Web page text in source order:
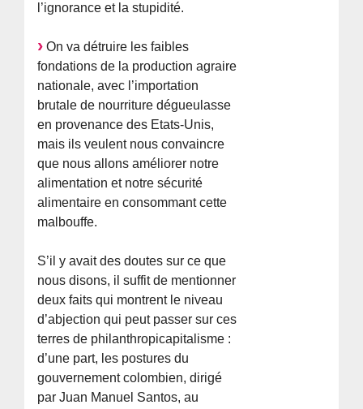
l’ignorance et la stupidité.
On va détruire les faibles
fondations de la production agraire
nationale, avec l’importation
brutale de nourriture dégueulasse
en provenance des Etats-Unis,
mais ils veulent nous convaincre
que nous allons améliorer notre
alimentation et notre sécurité
alimentaire en consommant cette
malbouffe.
S’il y avait des doutes sur ce que
nous disons, il suffit de mentionner
deux faits qui montrent le niveau
d’abjection qui peut passer sur ces
terres de philanthropicapitalisme :
d’une part, les postures du
gouvernement colombien, dirigé
par Juan Manuel Santos, au